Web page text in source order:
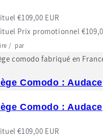
€109,00 EUR
Prix promotionnel
/ par
Comodo : Audace
Comodo : Audace
€109,00 EUR